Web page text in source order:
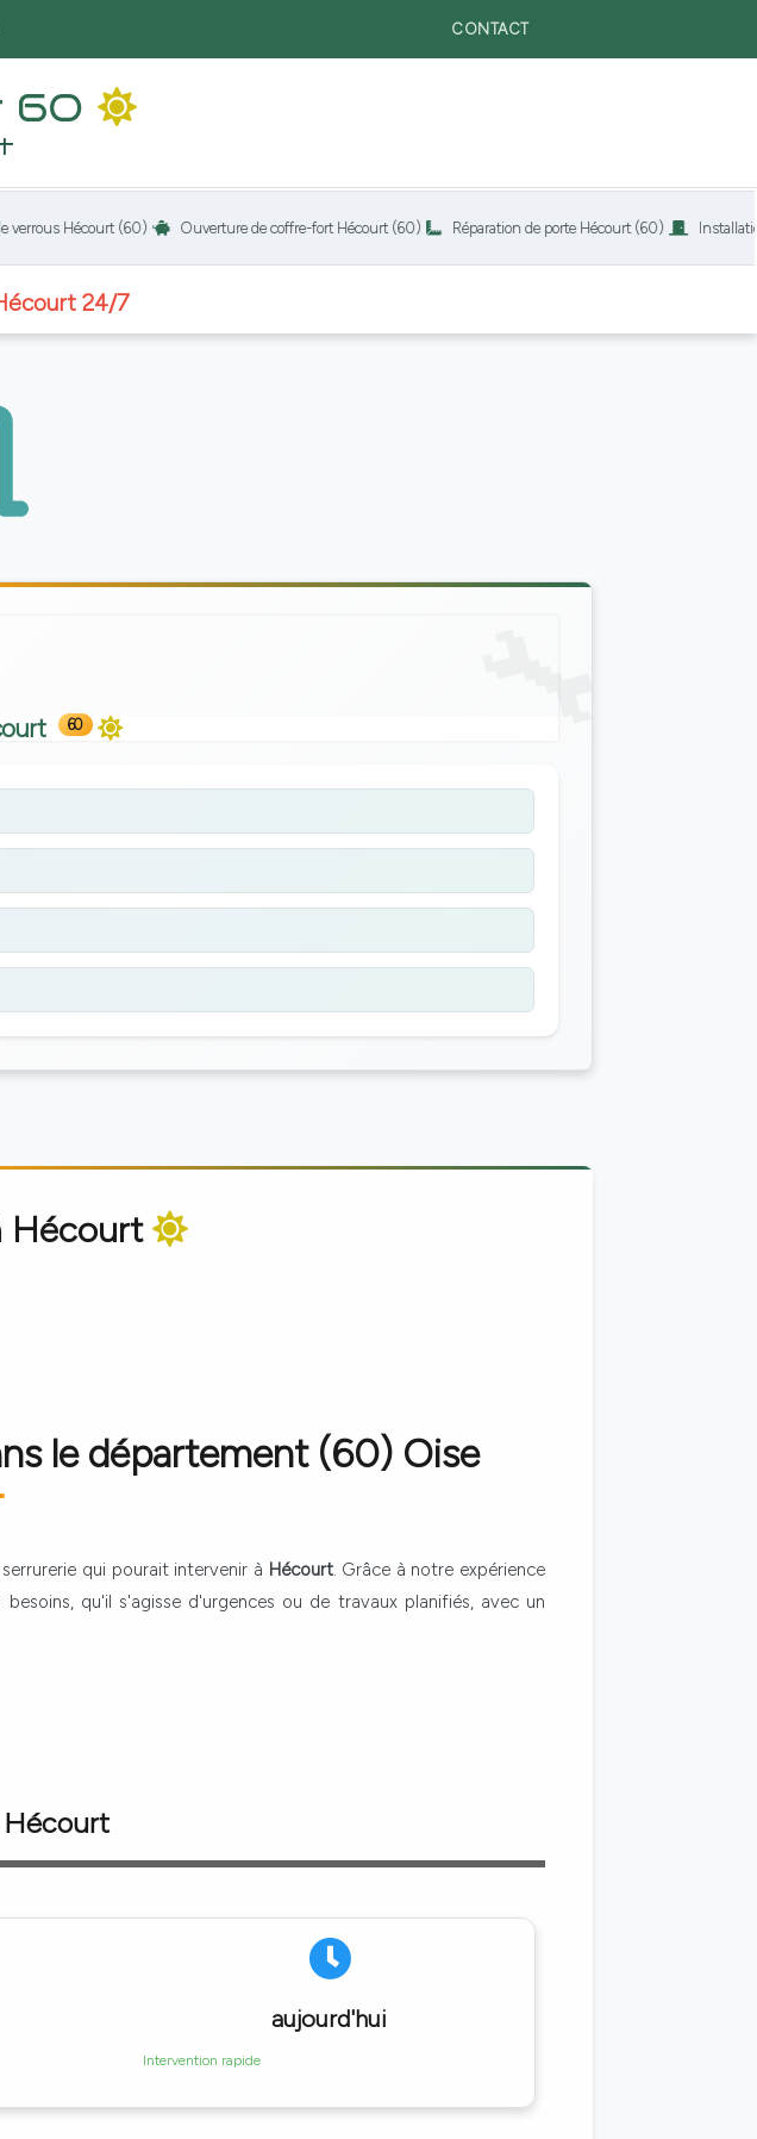
CONTACT
60
Hécourt (60) Ouverture de coffre-fort Hécourt (60) Réparation de porte Hécourt (60) Installation de
24/7
60
Hécourt
le département (60) Oise
qui pourait intervenir à Hécourt. Grâce à notre expérience
qu'il s'agisse d'urgences ou de travaux planifiés, avec un
Hécourt
aujourd'hui
Intervention rapide